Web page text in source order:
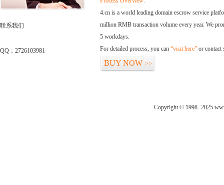
联系我们
QQ：2726103981
4.cn is a world leading domain escrow service
million RMB transaction volume every year. We
5 workdays.
For detailed process, you can “visit here” or contact
BUY NOW >>
Copyright © 1998 -2025